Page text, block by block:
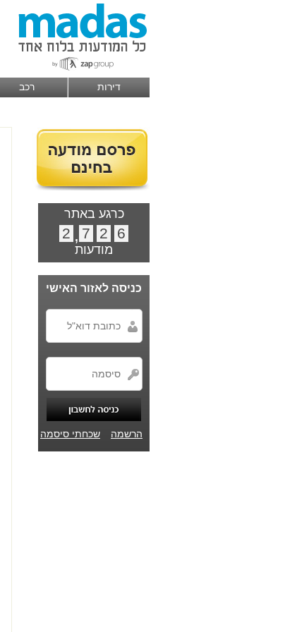
דירות רכב
כרגע באתר
6
2
7
,
2
מודעות
כניסה לאזור האישי
הרשמה שכחתי סיסמה